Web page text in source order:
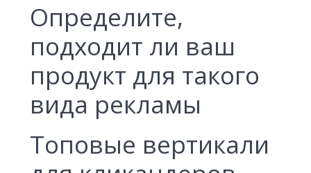
Определите,
подходит ли ваш
продукт для такого
вида рекламы
Топовые вертикали